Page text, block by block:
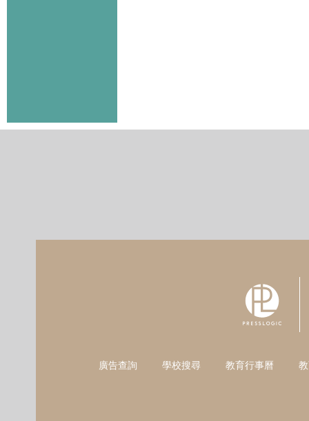
廣告查詢 學校搜尋 教育行事曆